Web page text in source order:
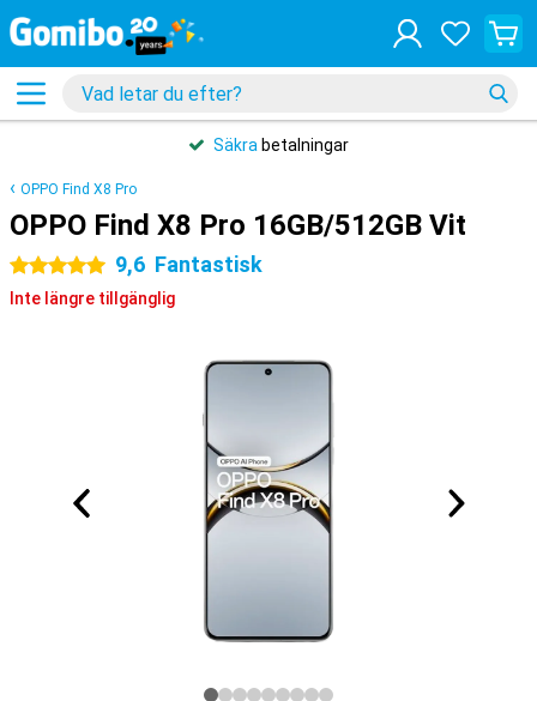
Säkra betalningar
OPPO Find X8 Pro
OPPO Find X8 Pro 16GB/512GB Vit
5 stjärnor 9,6 Fantastisk
Inte längre tillgänglig